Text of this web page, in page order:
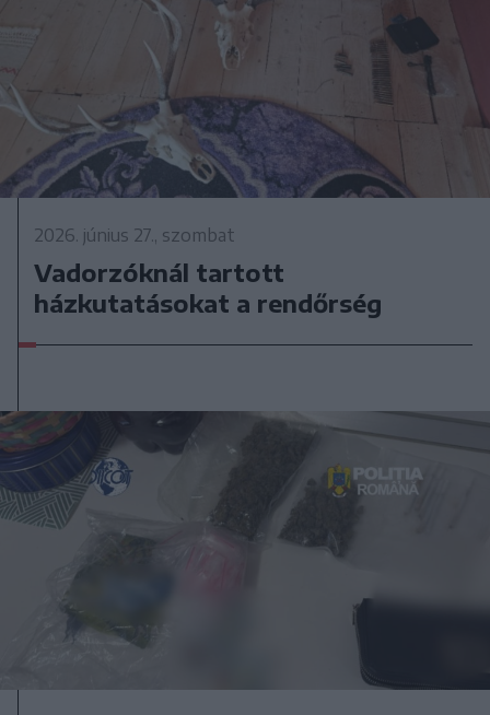
2026. június 27., szombat
Vadorzóknál tartott
házkutatásokat a rendőrség